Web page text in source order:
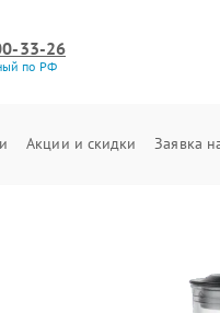
33-26
по РФ
Акции и скидки Заявка